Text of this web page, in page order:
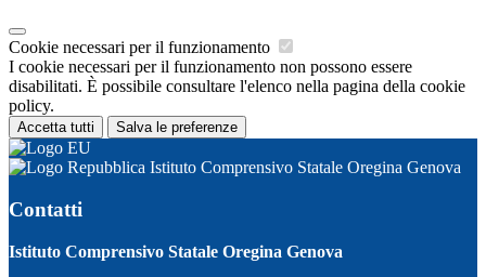
Cookie necessari per il funzionamento
I cookie necessari per il funzionamento non possono essere
disabilitati. È possibile consultare l'elenco nella pagina della cookie
policy.
Accetta tutti Salva le preferenze
Istituto Comprensivo Statale Oregina Genova
Contatti
Istituto Comprensivo Statale Oregina Genova